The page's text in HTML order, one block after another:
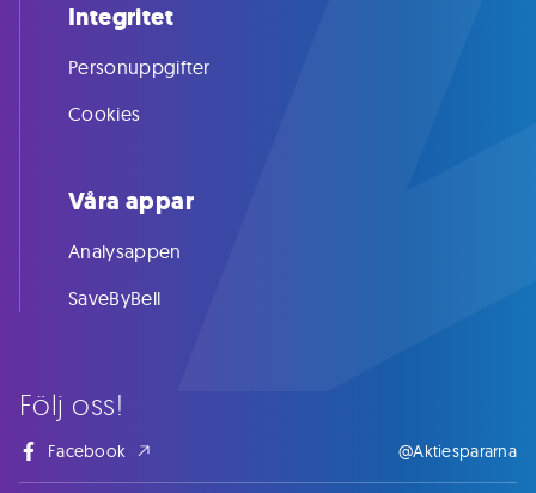
Följ oss!
Facebook @Aktiespararna
Integritet
Personuppgifter
Cookies
Våra appar
Analysappen
SaveByBell